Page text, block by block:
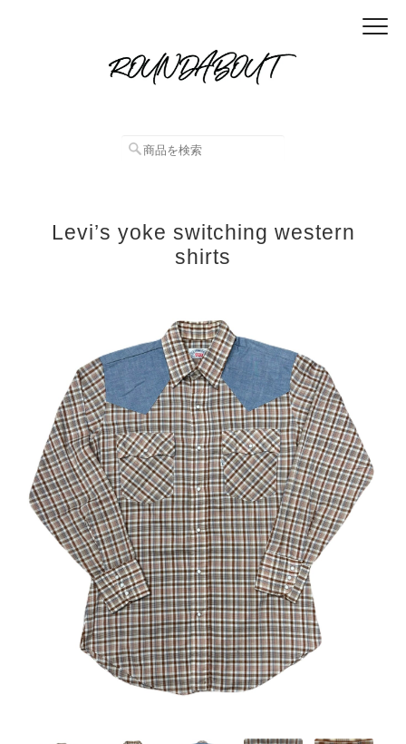
Levi’s yoke switching western
shirts